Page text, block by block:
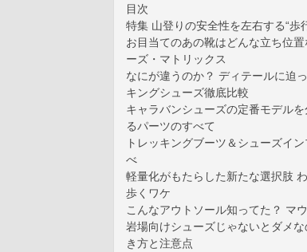
目次
特集 山登りの安全性を左右する“歩
お目当てのあの靴はどんな立ち位
ーズ・マトリックス
なにが違うのか？ ディテールに迫
キングシューズ徹底比較
キャラバンシューズの定番モデル
るパーツのすべて
トレッキングブーツ＆シューズイ
べ
軽量化がもたらした新たな選択肢
歩くワケ
こんなアウトソール知ってた？ マ
岩場向けシューズじゃないとダメ
き方と注意点